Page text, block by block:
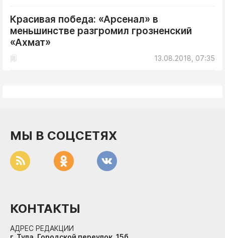
Красивая победа: «Арсенал» в
меньшинстве разгромил грозненский
«Ахмат»
13.08.2018, 07:35
МЫ В СОЦСЕТЯХ
КОНТАКТЫ
АДРЕС РЕДАКЦИИ